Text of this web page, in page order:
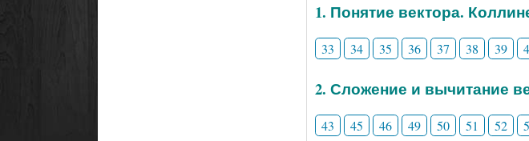
1. Понятие вектора.
33 34 35 36 37 38 39
2. Сложение и вычитание
43 45 46 49 50 51 52